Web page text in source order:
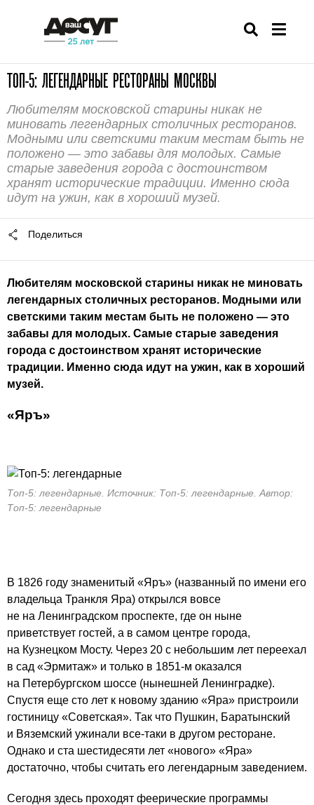
ТОП-5: ЛЕГЕНДАРНЫЕ РЕСТОРАНЫ МОСКВЫ
Любителям московской старины никак не
миновать легендарных столичных ресторанов.
Модными или светскими таким местам быть не
положено — это забавы для молодых. Самые
старые заведения города с достоинством
хранят исторические традиции. Именно сюда
идут на ужин, как в хороший музей.
Поделиться
Любителям московской старины никак не миновать
легендарных столичных ресторанов. Модными или
светскими таким местам быть не положено — это
забавы для молодых. Самые старые заведения
города с достоинством хранят исторические
традиции. Именно сюда идут на ужин, как в хороший
музей.
«Яръ»
Топ-5: легендарные. Источник: Топ-5: легендарные. Автор:
Топ-5: легендарные
В 1826 году знаменитый «Яръ» (названный по имени его
владельца Транкля Яра) открылся вовсе
не на Ленинградском проспекте, где он ныне
приветствует гостей, а в самом центре города,
на Кузнецком Мосту. Через 20 с небольшим лет переехал
в сад «Эрмитаж» и только в 1851-м оказался
на Петербургском шоссе (нынешней Ленинградке).
Спустя еще сто лет к новому зданию «Яра» пристроили
гостиницу «Советская». Так что Пушкин, Баратынский
и Вяземский ужинали все-таки в другом ресторане.
Однако и ста шестидесяти лет «нового» «Яра»
достаточно, чтобы считать его легендарным заведением.
Сегодня здесь проходят феерические программы